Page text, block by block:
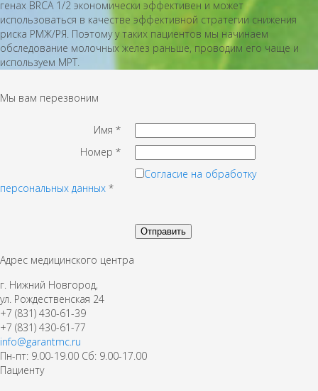
генах BRCA 1/2 экономически эффективен и может
использоваться в качестве эффективной стратегии снижения
риска РМЖ/РЯ. Поэтому у таких пациентов мы начинаем
обследование молочных желез раньше, проводим его чаще и
используем МРТ.
Мы вам перезвоним
Имя*
Номер*
Согласие на обработку
персональных данных *
Адрес медицинского центра
г. Нижний Новгород,
ул. Рождественская 24
+7 (831) 430-61-39
+7 (831) 430-61-77
info@garantmc.ru
Пн-пт: 9.00-19.00 Сб: 9.00-17.00
Пациенту